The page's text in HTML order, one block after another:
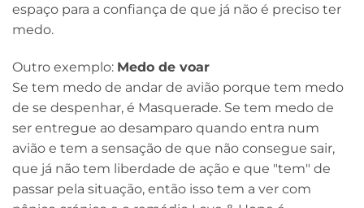
espaço para a confiança de que já não é preciso ter
medo.
Outro exemplo: Medo de voar
Se tem medo de andar de avião porque tem medo
de se despenhar, é Masquerade. Se tem medo de
ser entregue ao desamparo quando entra num
avião e tem a sensação de que não consegue sair,
que já não tem liberdade de ação e que "tem" de
passar pela situação, então isso tem a ver com